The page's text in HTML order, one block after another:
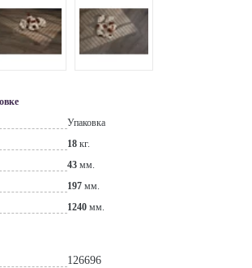
Упаковка
18 кг.
43 мм.
197 мм.
1240 мм.
126696